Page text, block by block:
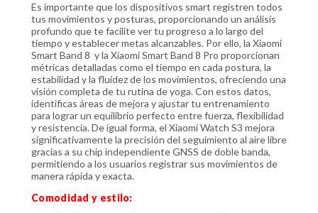
Es importante que los dispositivos smart registren todos
tus movimientos y posturas, proporcionando un análisis
profundo que te facilite ver tu progreso a lo largo del
tiempo y establecer metas alcanzables. Por ello, la Xiaomi
Smart Band 8 y la Xiaomi Smart Band 8 Pro proporcionan
métricas detalladas como el tiempo en cada postura, la
estabilidad y la fluidez de los movimientos, ofreciendo una
visión completa de tu rutina de yoga. Con estos datos,
identificas áreas de mejora y ajustar tu entrenamiento
para lograr un equilibrio perfecto entre fuerza, flexibilidad
y resistencia. De igual forma, el Xiaomi Watch S3 mejora
significativamente la precisión del seguimiento al aire libre
gracias a su chip independiente GNSS de doble banda,
permitiendo a los usuarios registrar sus movimientos de
manera rápida y exacta.
Comodidad y estilo: